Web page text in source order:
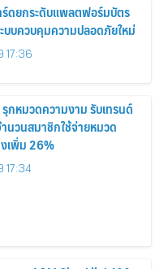
ร์ดยกระดับแพลตฟอร์มบัตร
บบควบคุมความปลอดภัยใหม่
17:36
รุกหมวดความงาม รับเทรนด์
นวนสมาชิกใช้จ่ายหมวด
เพิ่ม 26%
17:34